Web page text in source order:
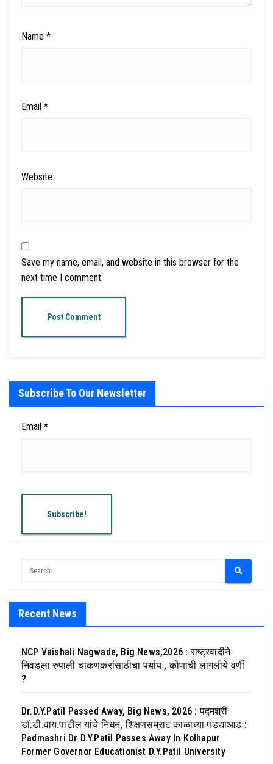
Name *
Email *
Website
Save my name, email, and website in this browser for the
next time I comment.
Subscribe To Our Newsletter
Email *
Recent News
NCP Vaishali Nagwade, Big News,2026 : राष्ट्रवादीने
निवडला रुपाली चाकणकरांसाठीचा पर्याय , कोणाची लागलीये वर्णी
?
Dr.D.Y.Patil Passed Away, Big News, 2026 : पद्मश्री
डॉ.डी.वाय.पाटील यांचे निधन, शिक्षणसम्राट काळाच्या पडद्याआड :
Padmashri Dr D.Y.Patil Passes Away In Kolhapur
Former Governor Educationist D.Y.Patil University